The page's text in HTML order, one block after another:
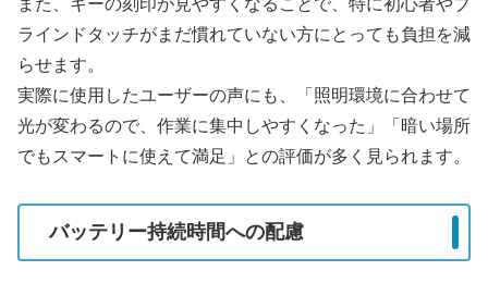
ラインドタッチがまだ慣れていない方にとっても負担を減
らせます。
実際に使用したユーザーの声にも、「照明環境に合わせて
光が変わるので、作業に集中しやすくなった」「暗い場所
でもスマートに使えて満足」との評価が多く見られます。
バッテリー持続時間への配慮